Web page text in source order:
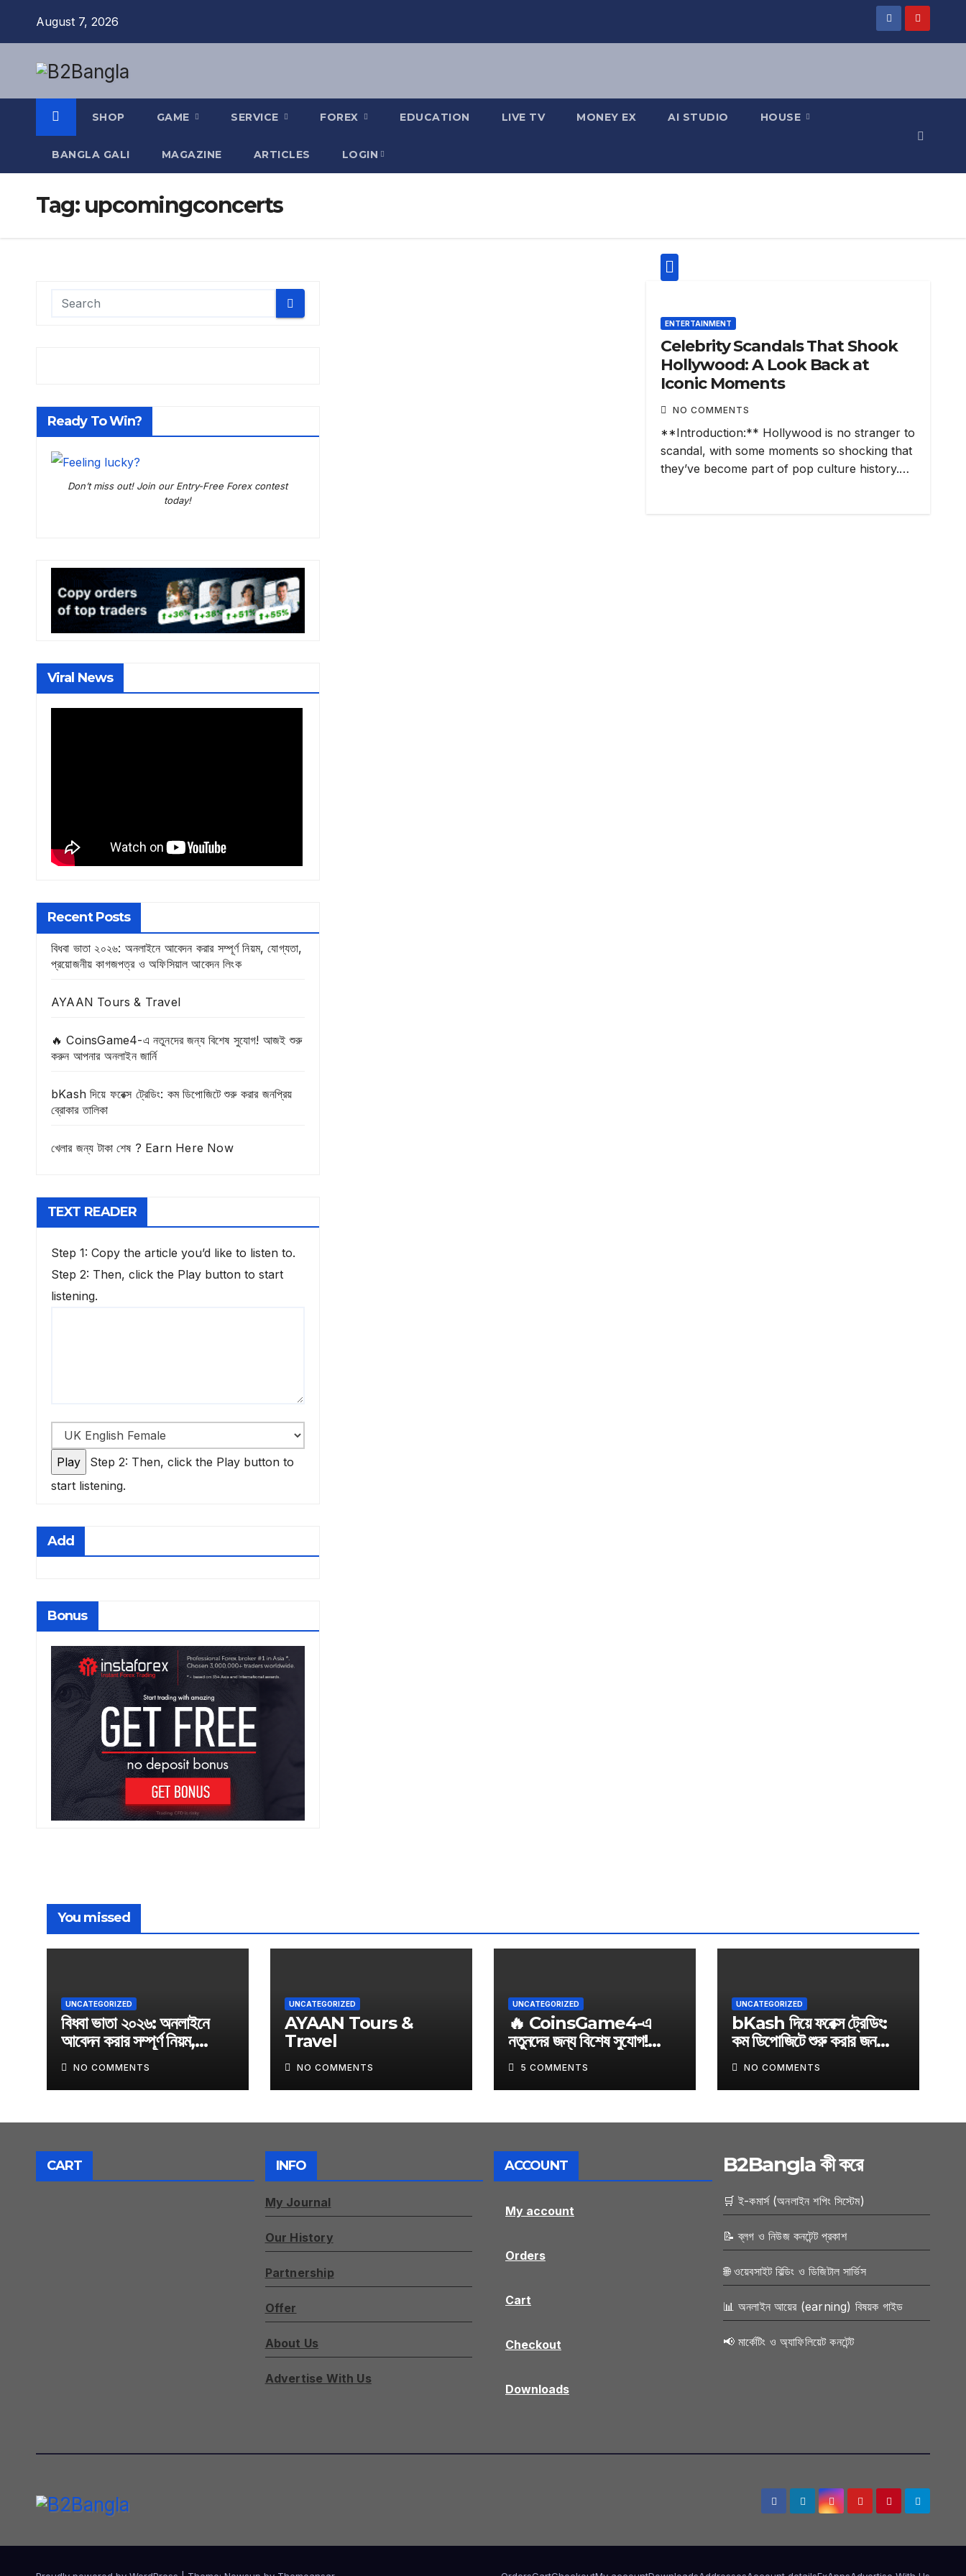
August 7, 2026
SHOP GAME SERVICE FOREX EDUCATION LIVE TV MONEY EX AI STUDIO HOUSE
BANGLA GALI MAGAZINE ARTICLES LOGIN
Tag: upcomingconcerts
Ready To Win?
Don’t miss out! Join our Entry-Free Forex contest
today!
Viral News
Recent Posts
বিধবা ভাতা ২০২৬: অনলাইনে আবেদন করার সম্পূর্ণ নিয়ম, যোগ্যতা,
প্রয়োজনীয় কাগজপত্র ও অফিসিয়াল আবেদন লিংক
AYAAN Tours & Travel
🔥 CoinsGame4-এ নতুনদের জন্য বিশেষ সুযোগ! আজই শুরু
করুন আপনার অনলাইন জার্নি
bKash দিয়ে ফরেক্স ট্রেডিং: কম ডিপোজিটে শুরু করার জনপ্রিয়
ব্রোকার তালিকা
খেলার জন্য টাকা শেষ ? Earn Here Now
TEXT READER
Step 1: Copy the article you’d like to listen to.
Step 2: Then, click the Play button to start
listening.
Step 2: Then, click the Play button to
start listening.
Add
Bonus
ENTERTAINMENT
Celebrity Scandals That Shook
Hollywood: A Look Back at
Iconic Moments
NO COMMENTS
**Introduction:** Hollywood is no stranger to
scandal, with some moments so shocking that
they’ve become part of pop culture history.…
You missed
UNCATEGORIZED
বিধবা ভাতা ২০২৬: অনলাইনে
আবেদন করার সম্পূর্ণ নিয়ম,
যোগ্যতা, প্রয়োজনীয় কাগজপত্র ও
অফিসিয়াল আবেদন লিংক
NO COMMENTS
UNCATEGORIZED
AYAAN Tours &
Travel
NO COMMENTS
UNCATEGORIZED
🔥 CoinsGame4-এ
নতুনদের জন্য বিশেষ সুযোগ!
আজই শুরু করুন আপনার অনলাইন
জার্নি5 COMMENTS
UNCATEGORIZED
bKash দিয়ে ফরেক্স ট্রেডিং:
কম ডিপোজিটে শুরু করার জনপ্রিয়
ব্রোকার তালিকা
NO COMMENTS
CART INFO
My Journal
Our History
Partnership
Offer
About Us
Advertise With Us
ACCOUNT
My account
Orders
Cart
Checkout
Downloads
B2Bangla কী করে
🛒 ই-কমার্স (অনলাইন শপিং সিস্টেম)
📝 ব্লগ ও নিউজ কনটেন্ট প্রকাশ
🌐 ওয়েবসাইট বিল্ডিং ও ডিজিটাল সার্ভিস
📊 অনলাইন আয়ের (earning) বিষয়ক গাইড
📢 মার্কেটিং ও অ্যাফিলিয়েট কনটেন্ট